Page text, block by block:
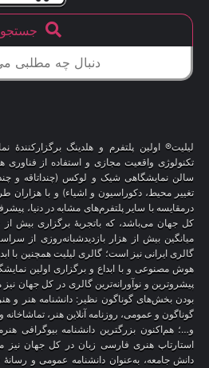
جستجو
لیلیت® اولین پلتفرم و هلدینگ برگزارکنندهٔ
تکنولوژی واقعیت مجازی و استفاده از
سالن نمایشگاهی شیک و لوکس (چنداتاقه و
تغییر محیط، دکوراسیون و اشیاء) و با هزاران
درمقایسه با سایر پلتفرم‌های مشابه در دنیا،
میانگین بیش از هزار بازدیدشبانه‌روزی از
گالری ایرانی نیز است؛ گالری لیلیت همچنین با
هوش مصنوعی و با ابداع و برگزاری اولین
پیشروترین و نوآورانه‌ترین گالری در کل جهان نیز
بودن بخش‌های گوناگون نظیر: دانشنامه هنر و
گوناگون و عمومی، روزنامه آنلاین هنر،
و…؛ هم‌اکنون بزرگترین دانشنامه بیوگرافی
استارتاپ هنری فارسی زبان در کل جهان نیز
دانش جامعه، به‌عنوان دانشنامه عمومی و